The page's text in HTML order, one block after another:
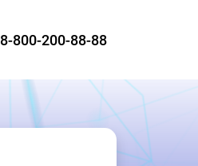
8-800-200-88-88